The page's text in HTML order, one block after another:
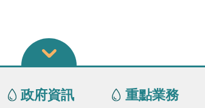
政府資訊
重點業務